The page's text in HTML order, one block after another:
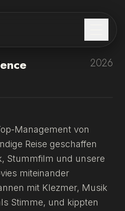
2026
Management von
Reise geschaffen
Stummfilm und unsere
miteinander
mit Klezmer, Musik
Stimme, und kippten